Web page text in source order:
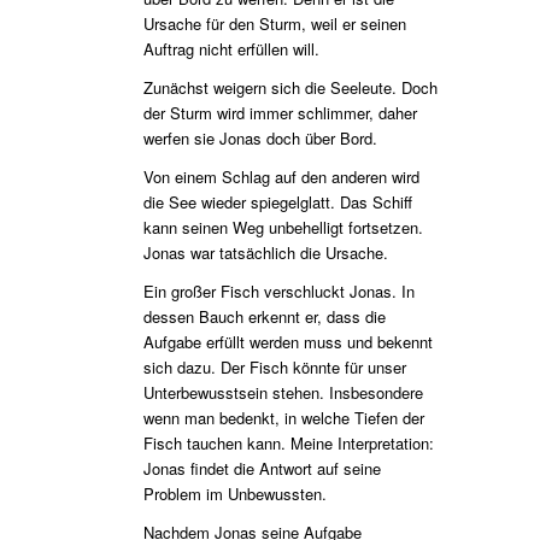
Ursache für den Sturm, weil er seinen
Auftrag nicht erfüllen will.
Zunächst weigern sich die Seeleute. Doch
der Sturm wird immer schlimmer, daher
werfen sie Jonas doch über Bord.
Von einem Schlag auf den anderen wird
die See wieder spiegelglatt. Das Schiff
kann seinen Weg unbehelligt fortsetzen.
Jonas war tatsächlich die Ursache.
Ein großer Fisch verschluckt Jonas. In
dessen Bauch erkennt er, dass die
Aufgabe erfüllt werden muss und bekennt
sich dazu. Der Fisch könnte für unser
Unterbewusstsein stehen. Insbesondere
wenn man bedenkt, in welche Tiefen der
Fisch tauchen kann. Meine Interpretation:
Jonas findet die Antwort auf seine
Problem im Unbewussten.
Nachdem Jonas seine Aufgabe